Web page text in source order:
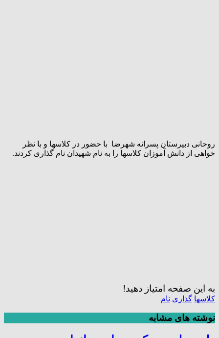
روحانی دبیرستان پسرانه شهرضا با حضور در کلاسها و با نظر
خواهی از دانش آموزان کلاسها را به نام شهیدان نام گذاری کردند.
به این صفحه امتیاز دهید!
کلاسها گذاری نام
نوشته های مشابه